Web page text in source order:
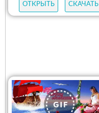
ОТКРЫТЬ СКАЧАТЬ